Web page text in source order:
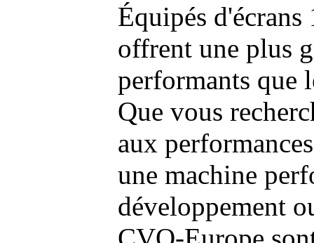
Équipés
offrent une plus
performants que
Que vous
aux
une machine
développement